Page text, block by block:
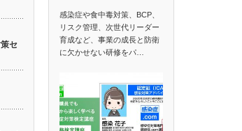
セ
感染症や食中毒対策、BCP、
リスク管理、次世代リーダー
育成など、事業の成長と防衛
に欠かせない研修をパ…